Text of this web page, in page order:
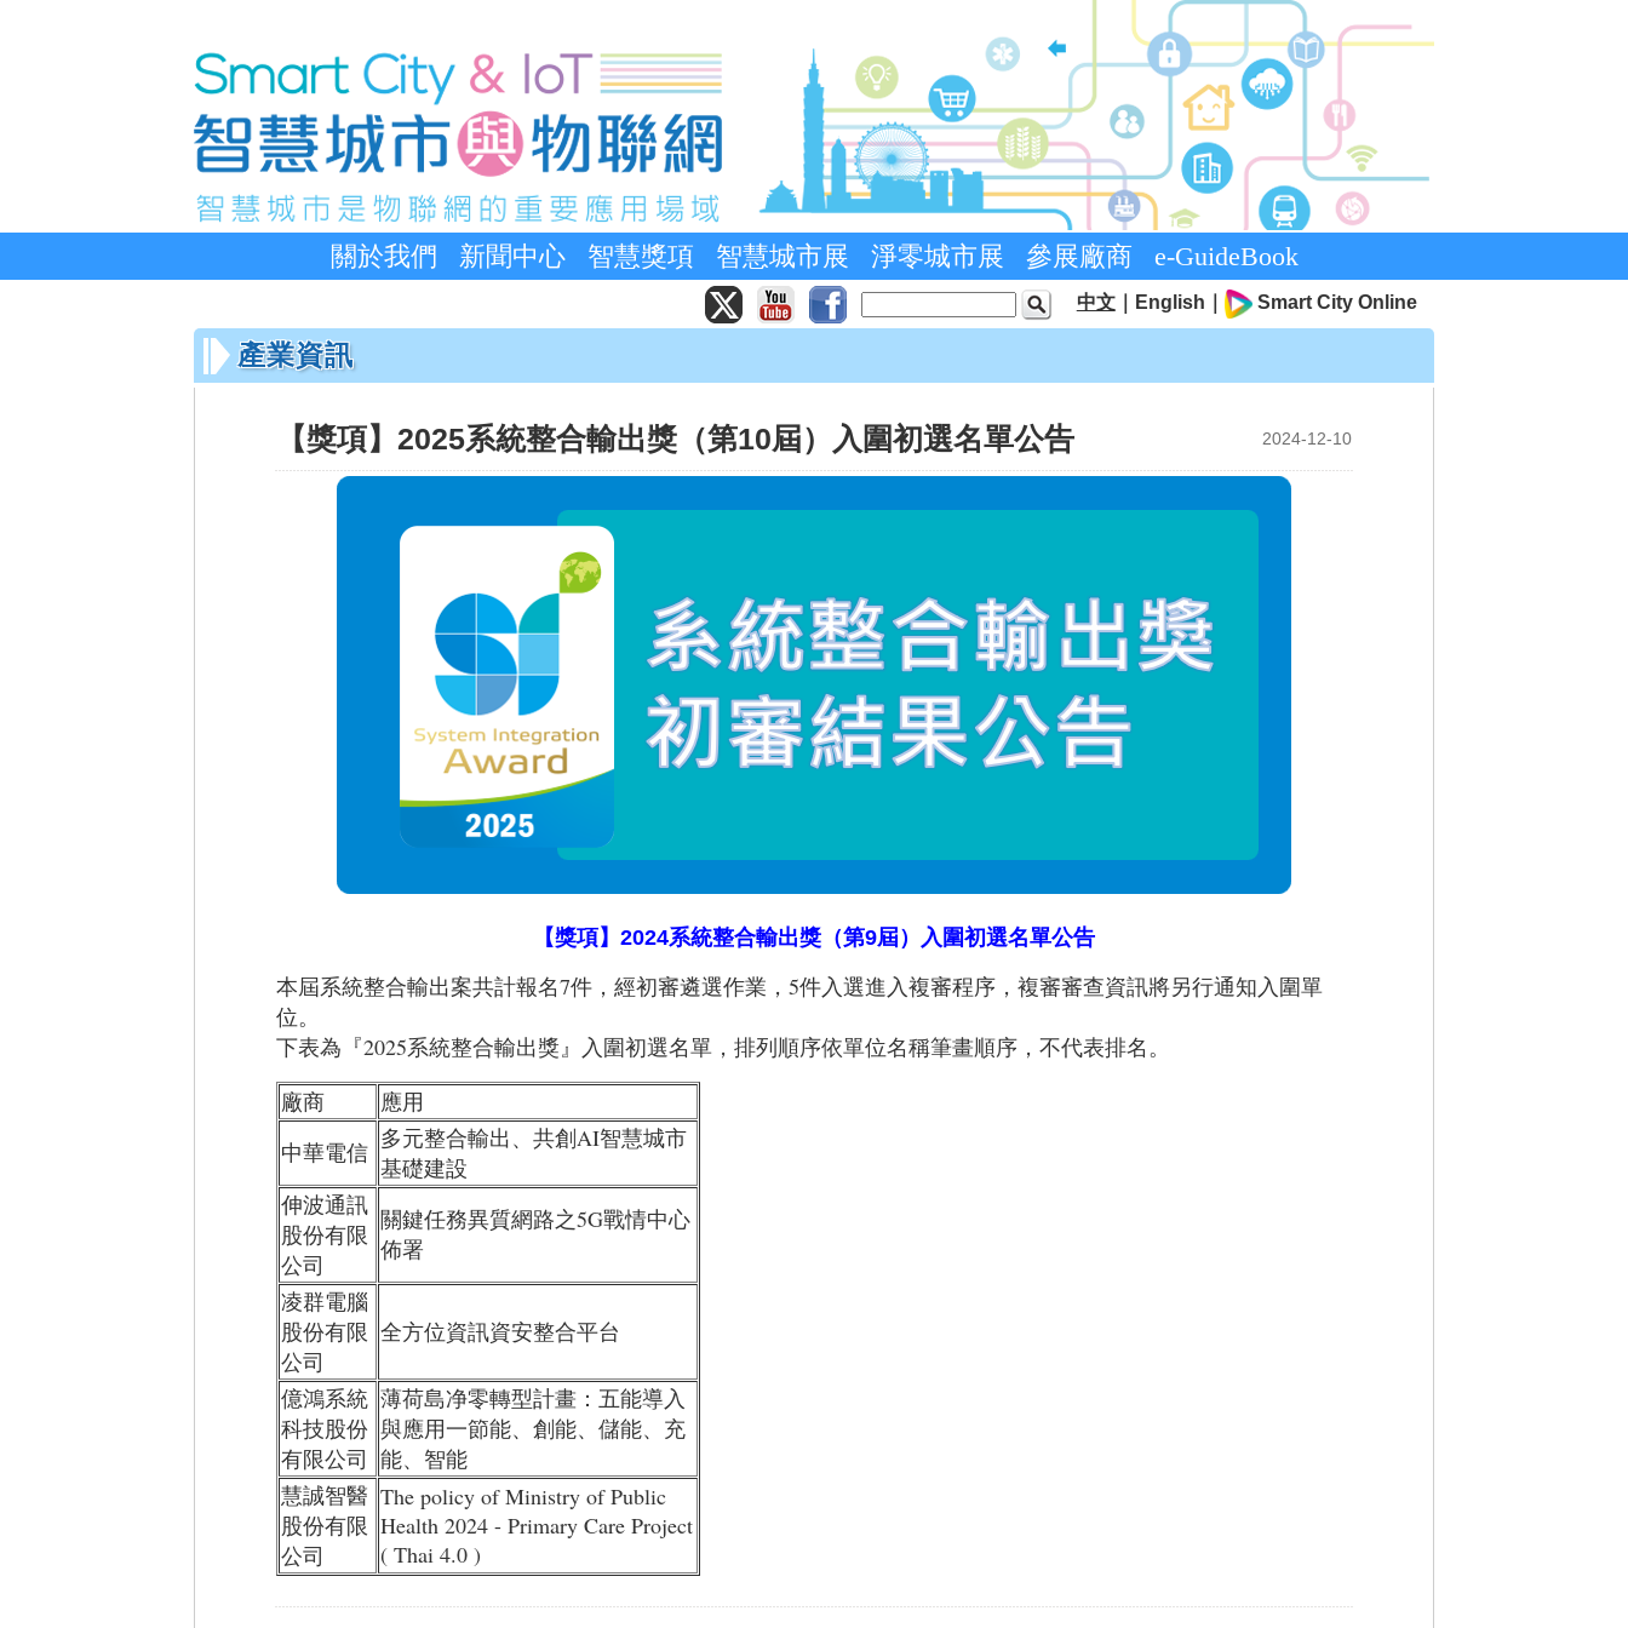
關於我們 新聞中心 智慧獎項 智慧城市展 淨零城市展 參展廠商 e-GuideBook
中文｜ English Smart City Online
產業資訊
【獎項】2025系統整合輸出獎（第10屆）入圍初選名單公告 2024-12-10
【獎項】2024系統整合輸出獎（第9屆）入圍初選名單公告
本屆系統整合輸出案共計報名7件，經初審遴選作業，5件入選進入複審程序，複審審查資訊將另行通知入圍單
位。
下表為『2025系統整合輸出獎』入圍初選名單，排列順序依單位名稱筆畫順序，不代表排名。
廠商
應用
中華電信 多元整合輸出、共創AI智慧城市
基礎建設
伸波通訊
股份有限
公司
關鍵任務異質網路之5G戰情中心
佈署
凌群電腦
股份有限
公司
全方位資訊資安整合平台
億鴻系統
科技股份
有限公司
薄荷島净零轉型計畫：五能導入
與應用一節能、創能、儲能、充
能、智能
慧誠智醫
股份有限
公司
The policy of Ministry of Public
Health 2024 - Primary Care Project
( Thai 4.0 )